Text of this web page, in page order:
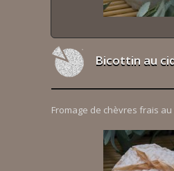
Bicottin au
Fromage de chèvres frais au